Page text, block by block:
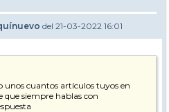
del 21-03-2022 16:01
unos cuantos artículos tuyos en
que siempre hablas con